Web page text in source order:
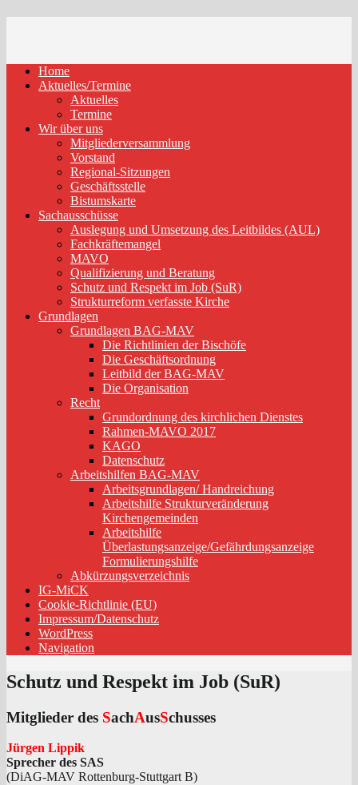
Home
Aktuelles/Termine
Aktuelles
Termine
Wir über uns
Mitgliederversammlung
Vorstand
Regional-Sitzungen
Geschäftsstelle
Bistumskarte
Sachausschüsse
Auslegung und Umsetzung des Leitbildes (AUL)
Fachkräftemangel
MAVO
Qualifizierung und Beratung
Schutz und Respekt im Job (SuR)
Strukturreform verfasste Kirche
Grundlagen
Grundlagen BAG-MAV
Die Richtlinien der Bischöfe
Die Geschäftsordnung
Leitbild der BAG-MAV
Die Organisation
Recht
Grundordnung des kirchlichen Dienstes
Rahmen-MAVO 2017
KAGO
Datenschutz
Arbeitshilfen BAG-MAV
Arbeitsgrundlagen/ Handreichung
Arbeitshilfe Strukturveränderung
Kirchengemeinden
Arbeitshilfe
Überlastungsanzeige/Gefährdungsanzeige
Formulierungshilfe
Abkürzungsverzeichnis
IG-MiCK
Cookie-Richtlinie (EU)
Impressum/Datenschutz
WordPress
Navigation
Schutz und Respekt im Job (SuR)
Mitglieder des SachAusSchusses
Jürgen Lippik
Sprecher des SAS
(DiAG-MAV Rottenburg-Stuttgart B)